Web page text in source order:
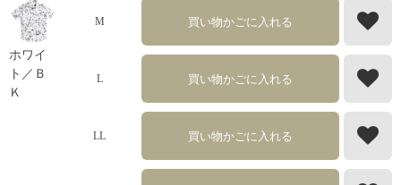
ホワイ
ト／Ｂ
Ｋ
M 買い物かごに入れる
L 買い物かごに入れる
LL 買い物かごに入れる